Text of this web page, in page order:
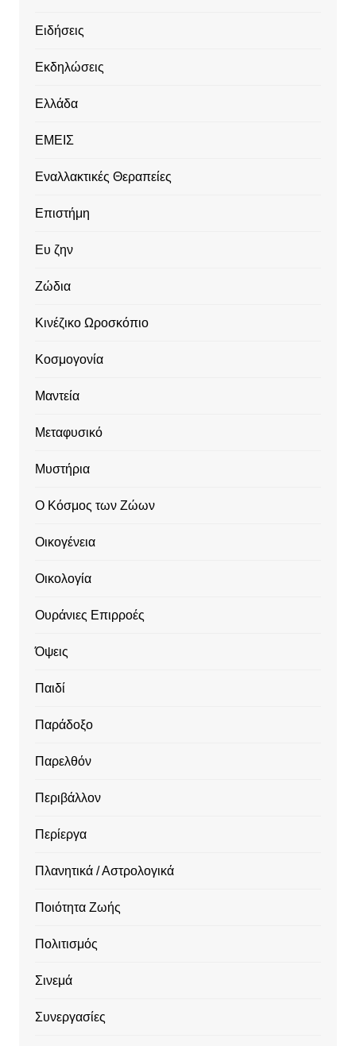
Ειδήσεις
Εκδηλώσεις
Ελλάδα
ΕΜΕΙΣ
Εναλλακτικές Θεραπείες
Επιστήμη
Ευ ζην
Ζώδια
Κινέζικο Ωροσκόπιο
Κοσμογονία
Μαντεία
Μεταφυσικό
Μυστήρια
Ο Κόσμος των Ζώων
Οικογένεια
Οικολογία
Ουράνιες Επιρροές
Όψεις
Παιδί
Παράδοξο
Παρελθόν
Περιβάλλον
Περίεργα
Πλανητικά / Αστρολογικά
Ποιότητα Ζωής
Πολιτισμός
Σινεμά
Συνεργασίες